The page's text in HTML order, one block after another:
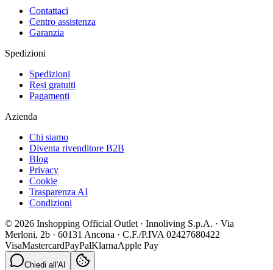
Contattaci
Centro assistenza
Garanzia
Spedizioni
Spedizioni
Resi gratuiti
Pagamenti
Azienda
Chi siamo
Diventa rivenditore B2B
Blog
Privacy
Cookie
Trasparenza AI
Condizioni
© 2026 Inshopping Official Outlet · Innoliving S.p.A. · Via
Merloni, 2b · 60131 Ancona · C.F./P.IVA 02427680422
VisaMastercardPayPalKlarnaApple Pay
Chiedi all'AI